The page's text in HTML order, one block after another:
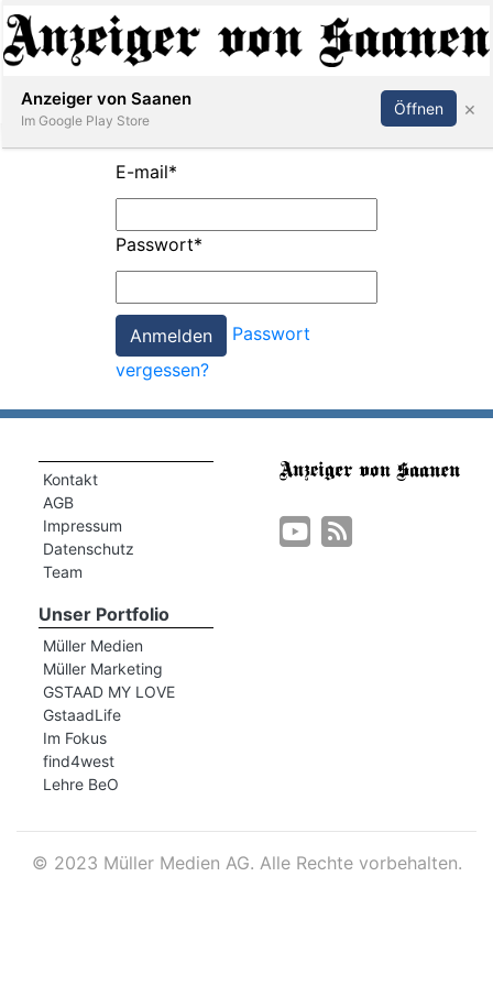
Abonnieren Anmelden
E-mail*
Passwort*
Passwort
vergessen?
Kontakt
AGB
Impressum
Datenschutz
Team
Unser Portfolio
Müller Medien
Müller Marketing
GSTAAD MY LOVE
GstaadLife
Im Fokus
find4west
Lehre BeO
© 2023 Müller Medien AG. Alle Rechte vorbehalten.
Anzeiger von Saanen
Im Google Play Store
Öffnen ×